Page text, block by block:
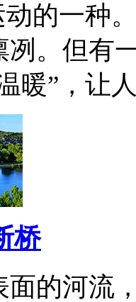
动的一种
冽。但有
暖”，
桥
面的河流